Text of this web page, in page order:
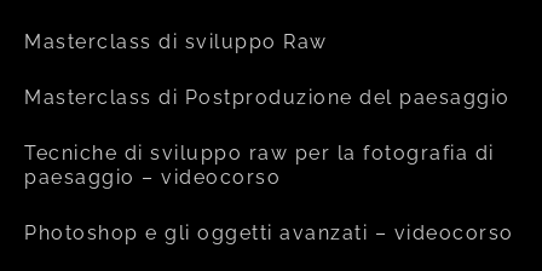
Masterclass di sviluppo Raw
Masterclass di Postproduzione del paesaggio
Tecniche di sviluppo raw per la fotografia di
paesaggio – videocorso
Photoshop e gli oggetti avanzati – videocorso